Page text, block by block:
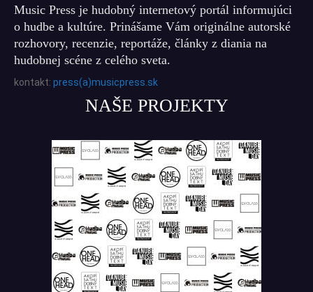
Music Press je hudobný internetový portál informujúci
o hudbe a kultúre. Prinášame Vám originálne autorské
rozhovory, recenzie, reportáže, články z diania na
hudobnej scéne z celého sveta.
kontakt: press(a)musicpress.sk
NAŠE PROJEKTY